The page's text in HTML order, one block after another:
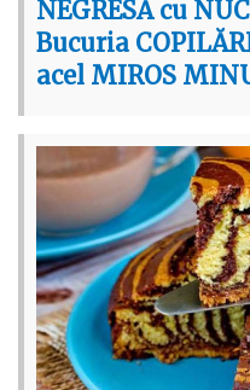
NEGRESĂ cu
Bucuria
acel MIROS